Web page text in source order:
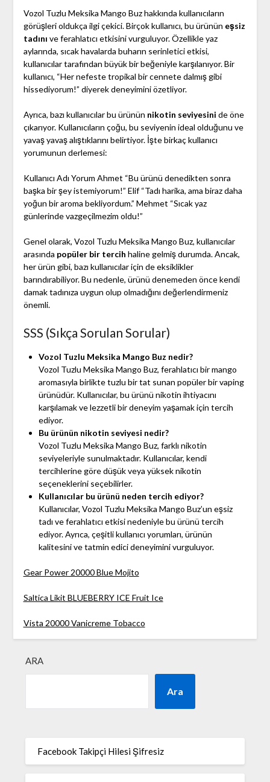
Vozol Tuzlu Meksika Mango Buz hakkında kullanıcıların
görüşleri oldukça ilgi çekici. Birçok kullanıcı, bu ürünün eşsiz
tadını ve ferahlatıcı etkisini vurguluyor. Özellikle yaz
aylarında, sıcak havalarda buharın serinletici etkisi,
kullanıcılar tarafından büyük bir beğeniyle karşılanıyor. Bir
kullanıcı, “Her nefeste tropikal bir cennete dalmış gibi
hissediyorum!” diyerek deneyimini özetliyor.
Ayrıca, bazı kullanıcılar bu ürünün nikotin seviyesini de öne
çıkarıyor. Kullanıcıların çoğu, bu seviyenin ideal olduğunu ve
yavaş yavaş alıştıklarını belirtiyor. İşte birkaç kullanıcı
yorumunun derlemesi:
Kullanıcı Adı Yorum Ahmet “Bu ürünü denedikten sonra
başka bir şey istemiyorum!” Elif “Tadı harika, ama biraz daha
yoğun bir aroma bekliyordum.” Mehmet “Sıcak yaz
günlerinde vazgeçilmezim oldu!”
Genel olarak, Vozol Tuzlu Meksika Mango Buz, kullanıcılar
arasında popüler bir tercih haline gelmiş durumda. Ancak,
her ürün gibi, bazı kullanıcılar için de eksiklikler
barındırabiliyor. Bu nedenle, ürünü denemeden önce kendi
damak tadınıza uygun olup olmadığını değerlendirmeniz
önemli.
SSS (Sıkça Sorulan Sorular)
Vozol Tuzlu Meksika Mango Buz nedir?
Vozol Tuzlu Meksika Mango Buz, ferahlatıcı bir mango
aromasıyla birlikte tuzlu bir tat sunan popüler bir vaping
ürünüdür. Kullanıcılar, bu ürünü nikotin ihtiyacını
karşılamak ve lezzetli bir deneyim yaşamak için tercih
ediyor.
Bu ürünün nikotin seviyesi nedir?
Vozol Tuzlu Meksika Mango Buz, farklı nikotin
seviyeleriyle sunulmaktadır. Kullanıcılar, kendi
tercihlerine göre düşük veya yüksek nikotin
seçeneklerini seçebilirler.
Kullanıcılar bu ürünü neden tercih ediyor?
Kullanıcılar, Vozol Tuzlu Meksika Mango Buz’un eşsiz
tadı ve ferahlatıcı etkisi nedeniyle bu ürünü tercih
ediyor. Ayrıca, çeşitli kullanıcı yorumları, ürünün
kalitesini ve tatmin edici deneyimini vurguluyor.
Gear Power 20000 Blue Mojito
Saltica Likit BLUEBERRY ICE Fruit Ice
Vista 20000 Vanicreme Tobacco
ARA
Ara
Facebook Takipçi Hilesi Şifresiz